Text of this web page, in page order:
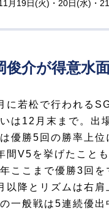
月19日(火)・20日(水)・
俊介が得意水
に若松で行われる
は12月末まで。出
優勝5回の勝率上
間V5を挙げたこと
ここまで優勝3回を
以降とリズムは右肩
一般戦は5連続優出
こから優勝を積み
当地4連続優出中
位争いは確実だ。
走りを見せているが
れと精彩を欠き、青
ースで不安が残る。
谷香織が迎え撃つ。